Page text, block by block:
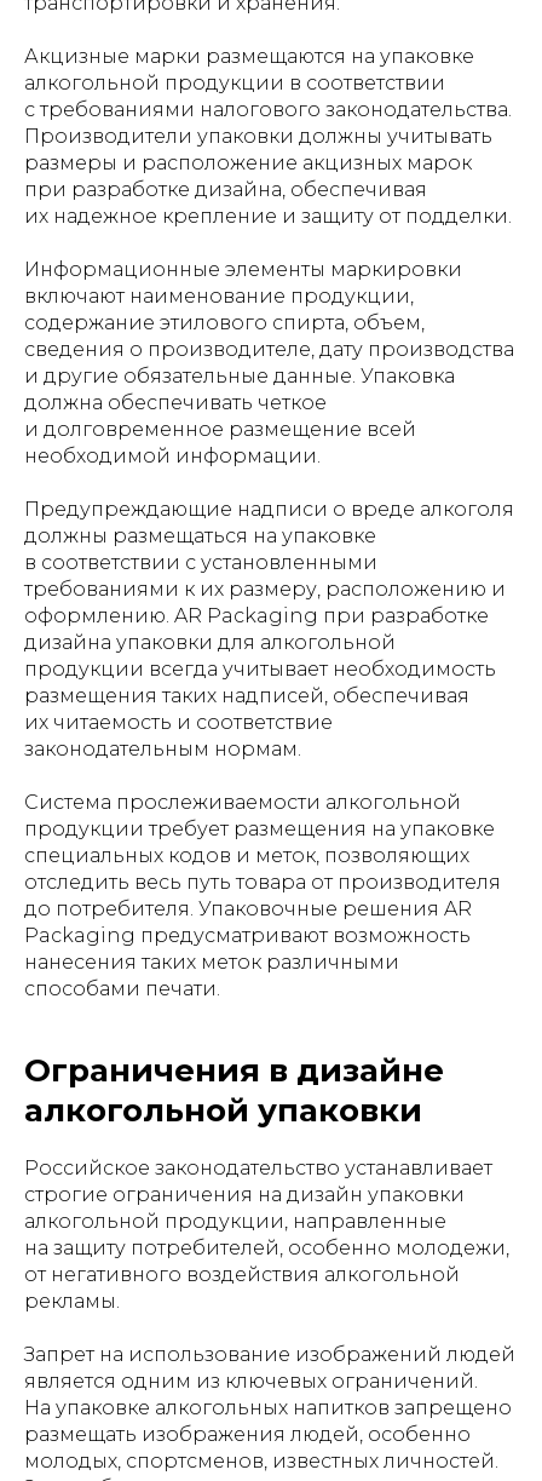
Акцизные марки размещаются на упаковке
алкогольной продукции в соответствии
с требованиями налогового законодательства.
Производители упаковки должны учитывать
размеры и расположение акцизных марок
при разработке дизайна, обеспечивая
их надежное крепление и защиту от подделки.
Информационные элементы маркировки
включают наименование продукции,
содержание этилового спирта, объем,
сведения о производителе, дату производства
и другие обязательные данные. Упаковка
должна обеспечивать четкое
и долговременное размещение всей
необходимой информации.
Предупреждающие надписи о вреде алкоголя
должны размещаться на упаковке
в соответствии с установленными
требованиями к их размеру, расположению и
оформлению. AR Packaging при разработке
дизайна упаковки для алкогольной
продукции всегда учитывает необходимость
размещения таких надписей, обеспечивая
их читаемость и соответствие
законодательным нормам.
Система прослеживаемости алкогольной
продукции требует размещения на упаковке
специальных кодов и меток, позволяющих
отследить весь путь товара от производителя
до потребителя. Упаковочные решения AR
Packaging предусматривают возможность
нанесения таких меток различными
способами печати.
Ограничения в дизайне
алкогольной упаковки
Российское законодательство устанавливает
строгие ограничения на дизайн упаковки
алкогольной продукции, направленные
на защиту потребителей, особенно молодежи,
от негативного воздействия алкогольной
рекламы.
Запрет на использование изображений людей
является одним из ключевых ограничений.
На упаковке алкогольных напитков запрещено
размещать изображения людей, особенно
молодых, спортсменов, известных личностей.